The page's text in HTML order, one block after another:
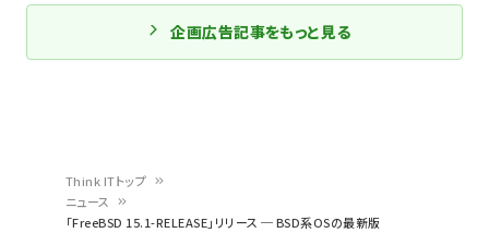
Think ITトップ
ニュース
「FreeBSD 15.1-RELEASE」リリース ─ BSD系OSの最新版
企画広告記事をもっと見る